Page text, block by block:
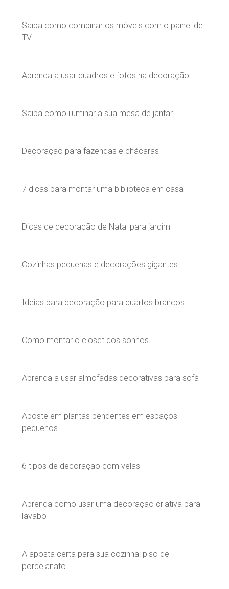
Saiba como combinar os móveis com o painel de
TV
Aprenda a usar quadros e fotos na decoração
Saiba como iluminar a sua mesa de jantar
Decoração para fazendas e chácaras
7 dicas para montar uma biblioteca em casa
Dicas de decoração de Natal para jardim
Cozinhas pequenas e decorações gigantes
Ideias para decoração para quartos brancos
Como montar o closet dos sonhos
Aprenda a usar almofadas decorativas para sofá
Aposte em plantas pendentes em espaços
pequenos
6 tipos de decoração com velas
Aprenda como usar uma decoração criativa para
lavabo
A aposta certa para sua cozinha: piso de
porcelanato